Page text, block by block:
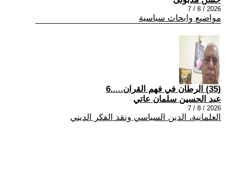
2026 / 8 / 7
مواضيع وابحاث سياسية
(35) الرطان في فهم القران.....6
عبد الحسين سلمان عاتي
2026 / 8 / 7
العلمانية، الدين السياسي ونقد الفكر الديني